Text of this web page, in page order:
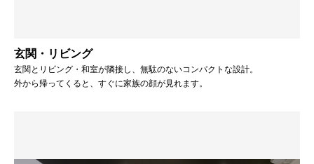
玄関・リビング
玄関とリビング・和室が隣接し、無駄のないコンパクトな設計。
外から帰ってくると、すぐに家族の顔が見れます。